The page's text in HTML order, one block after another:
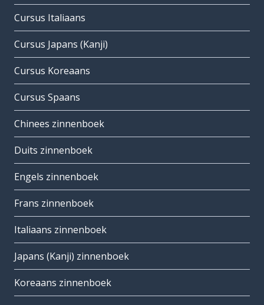
Cursus Italiaans
Cursus Japans (Kanji)
Cursus Koreaans
Cursus Spaans
Chinees zinnenboek
Duits zinnenboek
Engels zinnenboek
Frans zinnenboek
Italiaans zinnenboek
Japans (Kanji) zinnenboek
Koreaans zinnenboek